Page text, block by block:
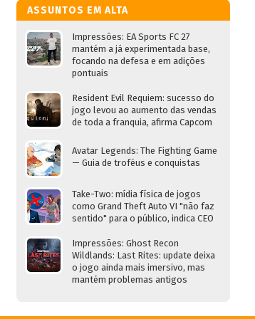
ASSUNTOS EM ALTA
Impressões: EA Sports FC 27
mantém a já experimentada base,
focando na defesa e em adições
pontuais
Resident Evil Requiem: sucesso do
jogo levou ao aumento das vendas
de toda a franquia, afirma Capcom
Avatar Legends: The Fighting Game
— Guia de troféus e conquistas
Take-Two: mídia física de jogos
como Grand Theft Auto VI "não faz
sentido" para o público, indica CEO
Impressões: Ghost Recon
Wildlands: Last Rites: update deixa
o jogo ainda mais imersivo, mas
mantém problemas antigos